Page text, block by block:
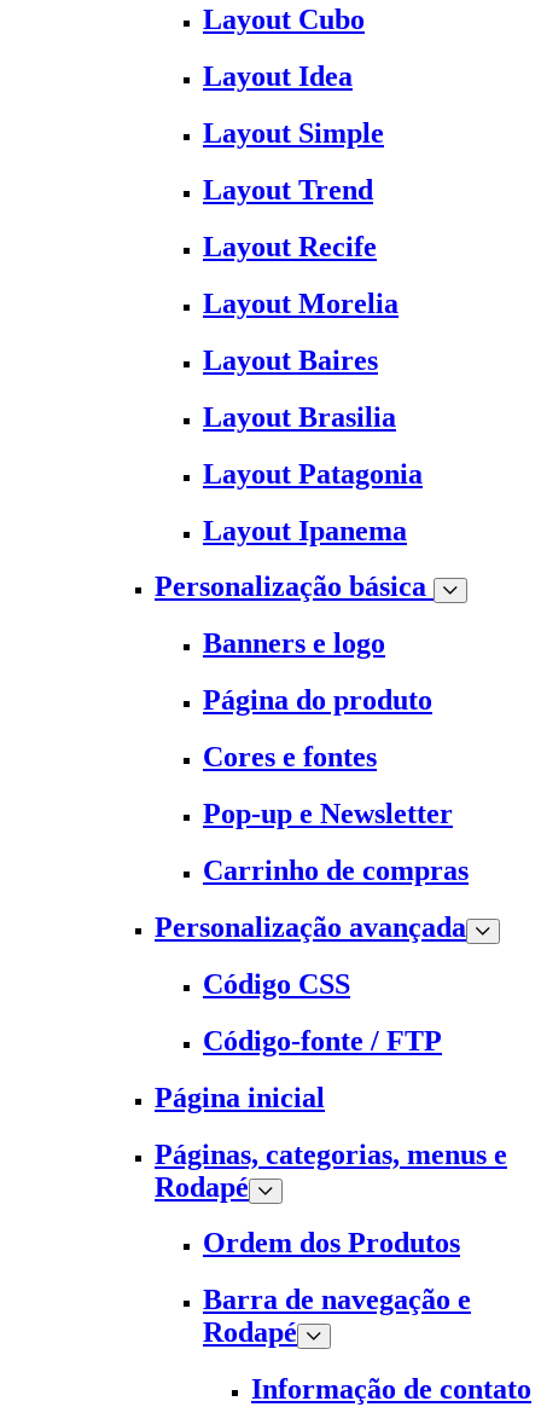
Layout Cubo
Layout Idea
Layout Simple
Layout Trend
Layout Recife
Layout Morelia
Layout Baires
Layout Brasilia
Layout Patagonia
Layout Ipanema
Personalização básica
Banners e logo
Página do produto
Cores e fontes
Pop-up e Newsletter
Carrinho de compras
Personalização avançada
Código CSS
Código-fonte / FTP
Página inicial
Páginas, categorias, menus e
Rodapé
Ordem dos Produtos
Barra de navegação e
Rodapé
Informação de contato